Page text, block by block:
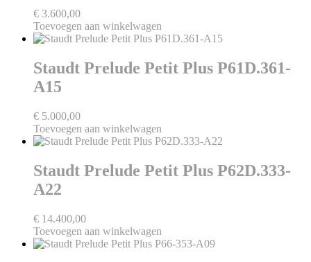
€ 3.600,00
Toevoegen aan winkelwagen
Staudt Prelude Petit Plus P61D.361-
A15
€ 5.000,00
Toevoegen aan winkelwagen
Staudt Prelude Petit Plus P62D.333-
A22
€ 14.400,00
Toevoegen aan winkelwagen